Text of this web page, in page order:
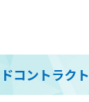
コントラクト